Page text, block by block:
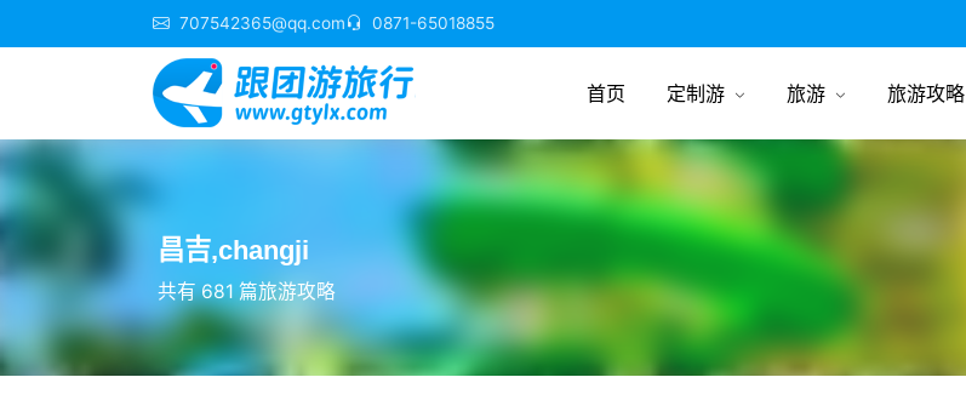
707542365@qq.com 0871-65018855
首页 定制游 旅游 旅游攻略
昌吉,changji
共有 681 篇旅游攻略